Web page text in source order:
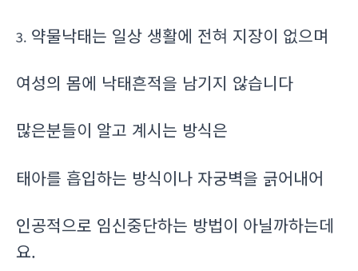
3. 약물낙태는 일상 생활에 전혀 지장이 없으며
여성의 몸에 낙태흔적을 남기지 않습니다
많은분들이 알고 계시는 방식은
태아를 흡입하는 방식이나 자궁벽을 긁어내어
인공적으로 임신중단하는 방법이 아닐까하는데
요.